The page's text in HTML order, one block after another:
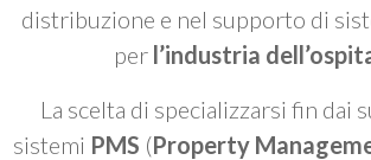
distribuzione e nel supporto di
per l’industria
La scelta di specializzarsi fin dai
sistemi PMS (Property